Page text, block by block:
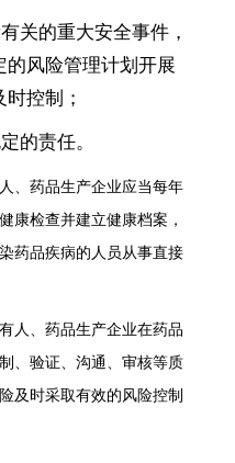
关的重大安全事件，
的风险管理计划开展
控制；
的责任。
、药品生产企业应当每年
康检查并建立健康档案，
药品疾病的人员从事直接
人、药品生产企业在药品
、验证、沟通、审核等质
及时采取有效的风险控制